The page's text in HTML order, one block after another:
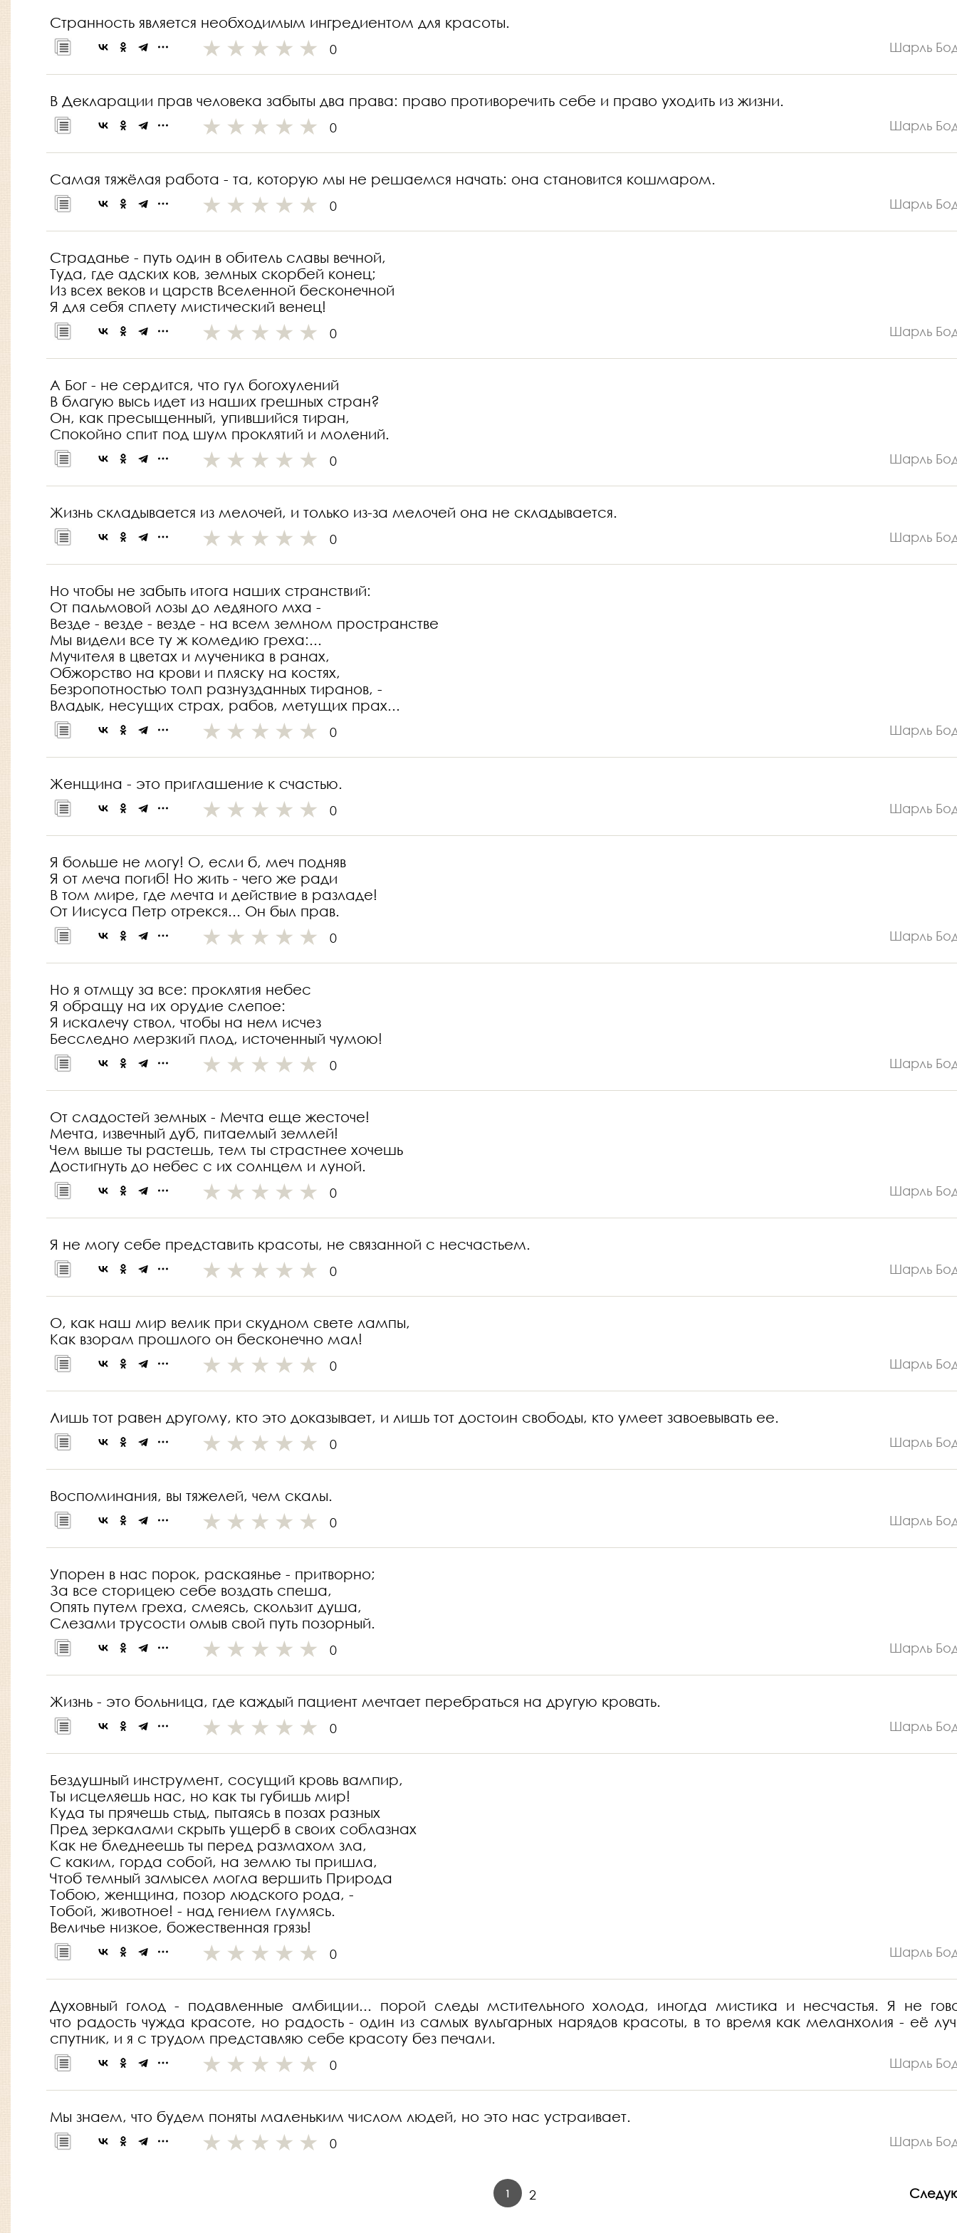
Странность является необходимым ингредиентом для красоты.
0 Шарль
В Декларации прав человека забыты два права: право противоречить себе и право уходить из жизни.
0 Шарль
Самая тяжёлая работа - та, которую мы не решаемся начать: она становится кошмаром.
0 Шарль
Страданье - путь один в обитель славы вечной,
Туда, где адских ков, земных скорбей конец;
Из всех веков и царств Вселенной бесконечной
Я для себя сплету мистический венец!
0 Шарль
А Бог - не сердится, что гул богохулений
В благую высь идет из наших грешных стран?
Он, как пресыщенный, упившийся тиран,
Спокойно спит под шум проклятий и молений.
0 Шарль
Жизнь складывается из мелочей, и только из-за мелочей она не складывается.
0 Шарль
Но чтобы не забыть итога наших странствий:
От пальмовой лозы до ледяного мха -
Везде - везде - везде - на всем земном пространстве
Мы видели все ту ж комедию греха:...
Мучителя в цветах и мученика в ранах,
Обжорство на крови и пляску на костях,
Безропотностью толп разнузданных тиранов, -
Владык, несущих страх, рабов, метущих прах...
0 Шарль
Женщина - это приглашение к счастью.
0 Шарль
Я больше не могу! О, если б, меч подняв
Я от меча погиб! Но жить - чего же ради
В том мире, где мечта и действие в разладе!
От Иисуса Петр отрекся... Он был прав.
0 Шарль
Но я отмщу за все: проклятия небес
Я обращу на их орудие слепое:
Я искалечу ствол, чтобы на нем исчез
Бесследно мерзкий плод, источенный чумою!
0 Шарль
От сладостей земных - Мечта еще жесточе!
Мечта, извечный дуб, питаемый землей!
Чем выше ты растешь, тем ты страстнее хочешь
Достигнуть до небес с их солнцем и луной.
0 Шарль
Я не могу себе представить красоты, не связанной с несчастьем.
0 Шарль
О, как наш мир велик при скудном свете лампы,
Как взорам прошлого он бесконечно мал!
0 Шарль
Лишь тот равен другому, кто это доказывает, и лишь тот достоин свободы, кто умеет завоевывать ее.
0 Шарль
Воспоминания, вы тяжелей, чем скалы.
0 Шарль
Упорен в нас порок, раскаянье - притворно;
За все сторицею себе воздать спеша,
Опять путем греха, смеясь, скользит душа,
Слезами трусости омыв свой путь позорный.
0 Шарль
Жизнь - это больница, где каждый пациент мечтает перебраться на другую кровать.
0 Шарль
Бездушный инструмент, сосущий кровь вампир,
Ты исцеляешь нас, но как ты губишь мир!
Куда ты прячешь стыд, пытаясь в позах разных
Пред зеркалами скрыть ущерб в своих соблазнах
Как не бледнеешь ты перед размахом зла,
С каким, горда собой, на землю ты пришла,
Чтоб темный замысел могла вершить Природа
Тобою, женщина, позор людского рода, -
Тобой, животное! - над гением глумясь.
Величье низкое, божественная грязь!
0 Шарль
Духовный голод - подавленные амбиции... порой следы мстительного холода, иногда мистика и несчастья. Я не
что радость чужда красоте, но радость - один из самых вульгарных нарядов красоты, в то время как меланхолия - её
спутник, и я с трудом представляю себе красоту без печали.
0 Шарль
Мы знаем, что будем поняты маленьким числом людей, но это нас устраивает.
0 Шарль
1 2